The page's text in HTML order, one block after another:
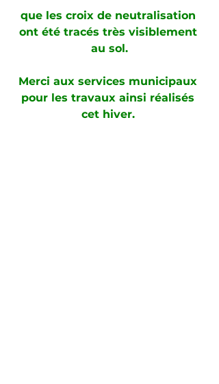
que les croix de neutralisation
ont été tracés très visiblement
au sol.
Merci aux services municipaux
pour les travaux ainsi réalisés
cet hiver.